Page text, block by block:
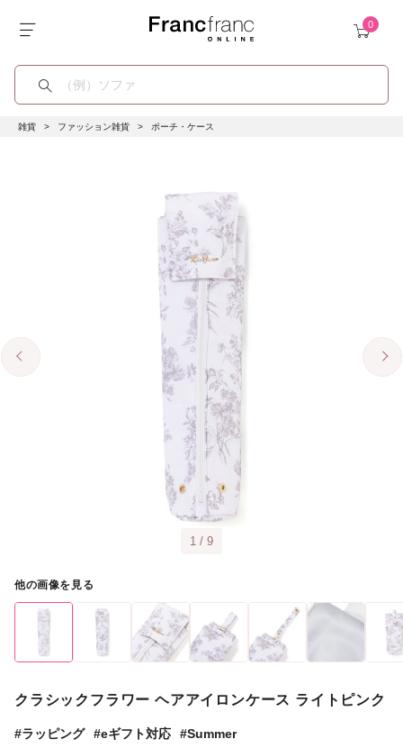
雑貨 ファッション雑貨 ポーチ・ケース
1 / 9
他の画像を見る
クラシックフラワー ヘアアイロンケース ライトピンク
#ラッピング #eギフト対応
#Summer